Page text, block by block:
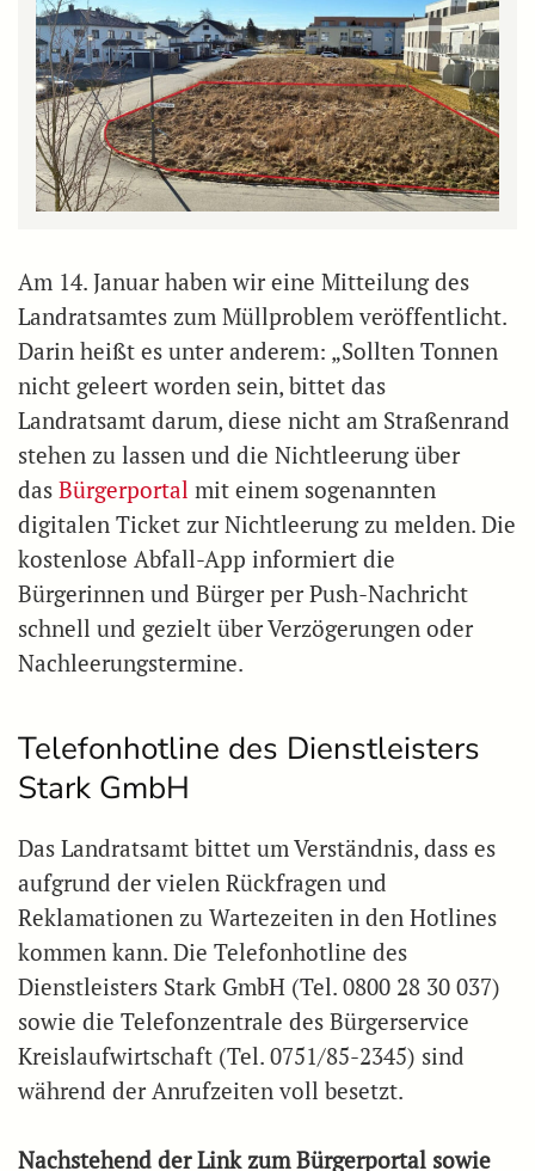
Am 14. Januar haben wir eine Mitteilung des
Landratsamtes zum Müllproblem veröffentlicht.
Darin heißt es unter anderem: „Sollten Tonnen
nicht geleert worden sein, bittet das
Landratsamt darum, diese nicht am Straßenrand
stehen zu lassen und die Nichtleerung über
das Bürgerportal mit einem sogenannten
digitalen Ticket zur Nichtleerung zu melden. Die
kostenlose Abfall-App informiert die
Bürgerinnen und Bürger per Push-Nachricht
schnell und gezielt über Verzögerungen oder
Nachleerungstermine.
Telefonhotline des Dienstleisters
Stark GmbH
Das Landratsamt bittet um Verständnis, dass es
aufgrund der vielen Rückfragen und
Reklamationen zu Wartezeiten in den Hotlines
kommen kann. Die Telefonhotline des
Dienstleisters Stark GmbH (Tel. 0800 28 30 037)
sowie die Telefonzentrale des Bürgerservice
Kreislaufwirtschaft (Tel. 0751/85-2345) sind
während der Anrufzeiten voll besetzt.
Nachstehend der Link zum Bürgerportal sowie